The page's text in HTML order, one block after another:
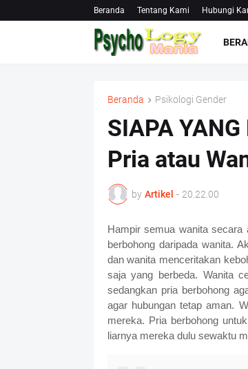
Beranda Tentang Kami Hubungi
Beranda Psikologi Gender
SIAPA
Pria atau
by Artikel - 20.22.00
Hampir semua wanita secara
berbohong daripada wanita.
dan wanita menceritakan
saja yang berbeda. Wanita
sedangkan pria berbohong
agar hubungan tetap aman.
mereka. Pria berbohong
liarnya mereka dulu sewaktu